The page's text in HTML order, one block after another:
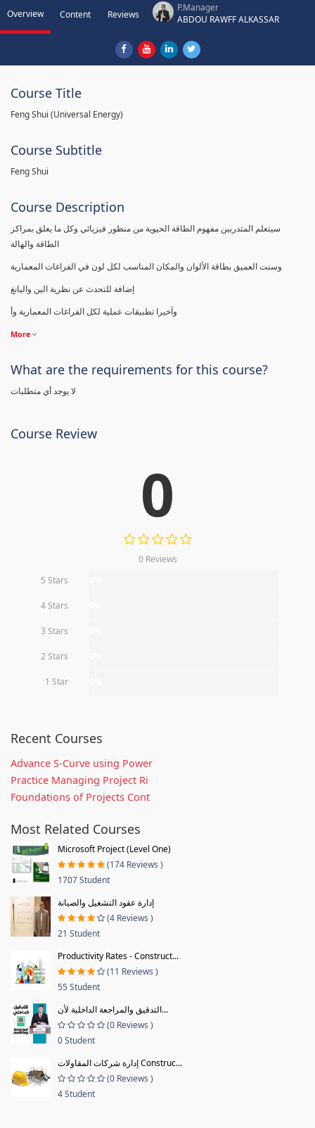
Overview Content Reviews
P.Manager
ABDOU RAWFF ALKASSAR
Course Title
Feng Shui (Universal Energy)
Course Subtitle
Feng Shui
Course Description
سيتعلم المتدربين مفهوم الطاقة الحيوية من منظور فيزيائي وكل ما يعلق بمراكز
الطاقة والهالة
وسنت العميق بطاقة الألوان والمكان المناسب لكل لون في الفراغات المعمارية
إضافة للتحدث عن نظرية الين واليانغ
وآخيرا تطبيقات عملية لكل الفراغات المعمارية وأ
More
What are the requirements for this course?
لا يوجد أي متطلبات
Course Review
0
0 Reviews
5 Stars
4 Stars
3 Stars
2 Stars
1 Star
Recent Courses
Advance S-Curve using Power
Practice Managing Project Ri
Foundations of Projects Cont
Most Related Courses
Microsoft Project (Level One)
(174 Reviews )
1707 Student
إدارة عقود التشغيل والصيانة
(4 Reviews )
21 Student
Productivity Rates - Construct...
(11 Reviews )
55 Student
التدقيق والمراجعة الداخلية لأن...
(0 Reviews )
0 Student
إدارة شركات المقاولات Construc...
(0 Reviews )
4 Student